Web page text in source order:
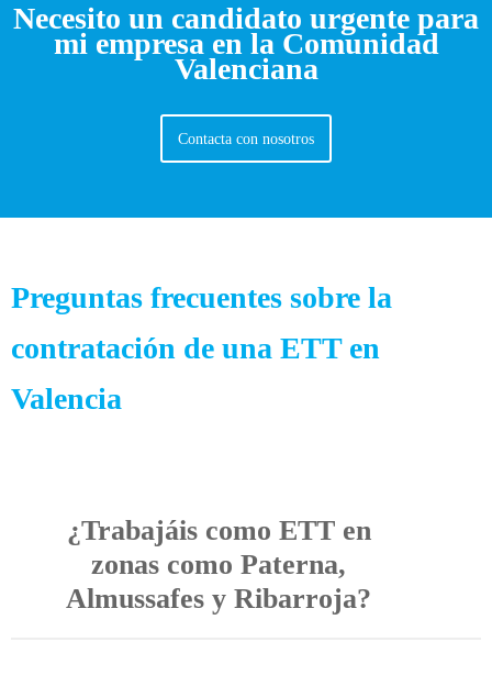
Necesito un candidato urgente para
mi empresa en la Comunidad
Valenciana
Contacta con nosotros
Preguntas frecuentes sobre la
contratación de una ETT en
Valencia
¿Trabajáis como ETT en
zonas como Paterna,
Almussafes y Ribarroja?